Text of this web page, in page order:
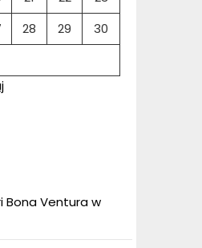
28 29
30
Bona Ventura w